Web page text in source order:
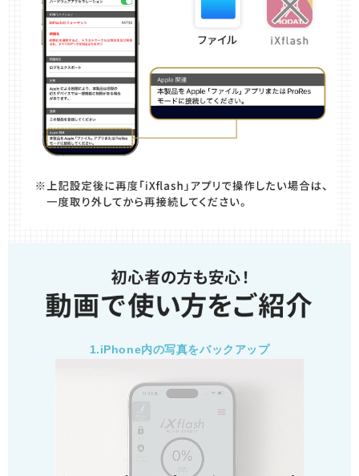
1.iPhone内の写真をバックアップ